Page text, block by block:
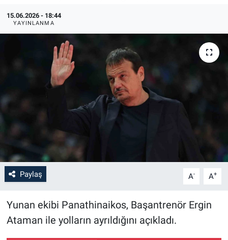
15.06.2026 - 18:44
YAYINLANMA
Paylaş A- A+
Yunan ekibi Panathinaikos, Başantrenör Ergin
Ataman ile yolların ayrıldığını açıkladı.
Haber Arşivi